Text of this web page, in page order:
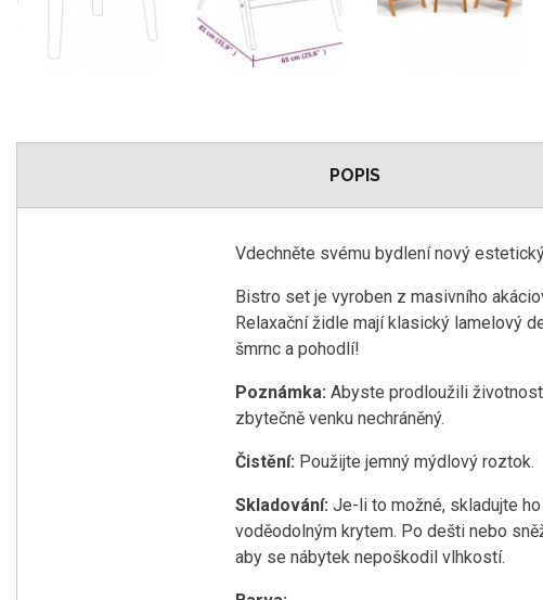
POPIS
Vdechněte svému bydlení nový
Bistro set je vyroben z masivního
Relaxační židle mají klasický lamelový
šmrnc a pohodlí!
Poznámka: Abyste prodloužili životnost
zbytečně venku nechráněný.
Čistění: Použijte jemný mýdlový roztok.
Skladování: Je-li to možné, skladujte
voděodolným krytem. Po dešti nebo
aby se nábytek nepoškodil vlhkostí.